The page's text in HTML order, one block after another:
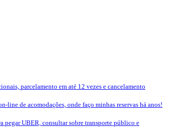
parcelamento em até 12 vezes e cancelamento
line de acomodações, onde faço minhas reservas há anos!
pegar UBER, consultar sobre transporte público e